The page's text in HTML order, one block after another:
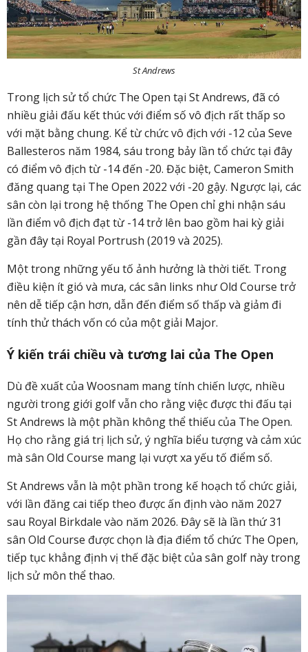
St Andrews
Trong lịch sử tổ chức The Open tại St Andrews, đã có
nhiều giải đấu kết thúc với điểm số vô địch rất thấp so
với mặt bằng chung. Kể từ chức vô địch với -12 của Seve
Ballesteros năm 1984, sáu trong bảy lần tổ chức tại đây
có điểm vô địch từ -14 đến -20. Đặc biệt, Cameron Smith
đăng quang tại The Open 2022 với -20 gậy. Ngược lại, các
sân còn lại trong hệ thống The Open chỉ ghi nhận sáu
lần điểm vô địch đạt từ -14 trở lên bao gồm hai kỳ giải
gần đây tại Royal Portrush (2019 và 2025).
Một trong những yếu tố ảnh hưởng là thời tiết. Trong
điều kiện ít gió và mưa, các sân links như Old Course trở
nên dễ tiếp cận hơn, dẫn đến điểm số thấp và giảm đi
tính thử thách vốn có của một giải Major.
Ý kiến trái chiều và tương lai của The Open
Dù đề xuất của Woosnam mang tính chiến lược, nhiều
người trong giới golf vẫn cho rằng việc được thi đấu tại
St Andrews là một phần không thể thiếu của The Open.
Họ cho rằng giá trị lịch sử, ý nghĩa biểu tượng và cảm xúc
mà sân Old Course mang lại vượt xa yếu tố điểm số.
St Andrews vẫn là một phần trong kế hoạch tổ chức giải,
với lần đăng cai tiếp theo được ấn định vào năm 2027
sau Royal Birkdale vào năm 2026. Đây sẽ là lần thứ 31
sân Old Course được chọn là địa điểm tổ chức The Open,
tiếp tục khẳng định vị thế đặc biệt của sân golf này trong
lịch sử môn thể thao.